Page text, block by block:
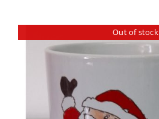
Out of stock